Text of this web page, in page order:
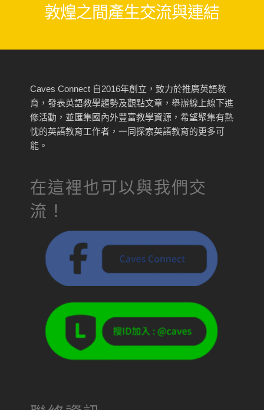
敦煌之間產生交流與連結
Caves Connect 自2016年創立，致力於推廣英語教
育，發表英語教學趨勢及觀點文章，舉辦線上線下進
修活動，並匯集國內外豐富教學資源，希望聚集有熱
忱的英語教育工作者，一同探索英語教育的更多可
能。
在這裡也可以與我們交
流！